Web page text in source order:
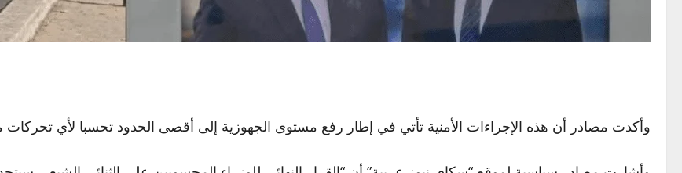
وأكدت مصادر أن هذه الإجراءات الأمنية تأتي في إطار رفع مستوى الجهوزية إلى أقصى الحدود تحسبا لأي تحركات